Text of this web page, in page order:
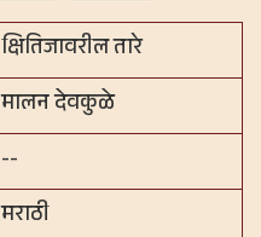
क्षितिजावरील तारे
मालन देवकुळे
--
मराठी